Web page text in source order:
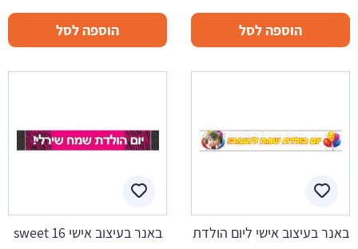
הוספה לסל הוספה לסל
באנר בעיצוב אישי ליום הולדת באנר בעיצוב אישי sweet 16